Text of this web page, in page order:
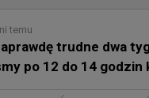
temu
trudne dwa
po 12 do 14 godzin